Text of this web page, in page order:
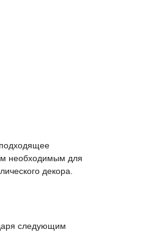
необходимым для
декора.
следующим